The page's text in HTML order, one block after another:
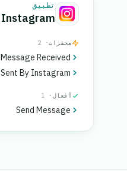
تطبيق
Instagram
محفزات· 2
Message Received
By Instagram
أفعال · 1
Send Message